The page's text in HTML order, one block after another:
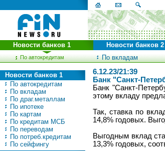
По автокредитам По вкладам
Новости банков 1 Новости банков 2
Новости банков 1
По автокредитам
По вкладам
По драг.металлам
По ипотеке
По картам
По кредитам МСБ
По переводам
По потреб.кредитам
По сейфингу
6.12.23/21:39
Банк "Санкт-
Банк "Санкт-
этому вкладу
Так, ставка по
14,8% годовых.
Выгодным вклад
13,3% годовых,